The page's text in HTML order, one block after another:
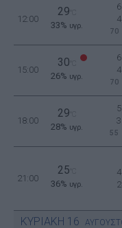
12:00
29
33% υγρ.
70
15:00
30
26% υγρ.
70
18:00
29
28% υγρ.
55
21:00
25
36% υγρ.
ΚΥΡΙΑΚΗ 16